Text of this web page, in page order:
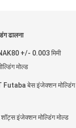
ढालना
+/- 0.003 मिमी
मोल्ड
Futaba बेस इंजेक्शन मोल्डिंग
इंजेक्शन मोल्डिंग मोल्ड